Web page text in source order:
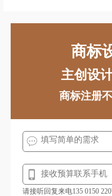
游戏商标注册
咨询商标注册
中药商标注册
商标
主创设
商标注册
请接听回复来电135 0150